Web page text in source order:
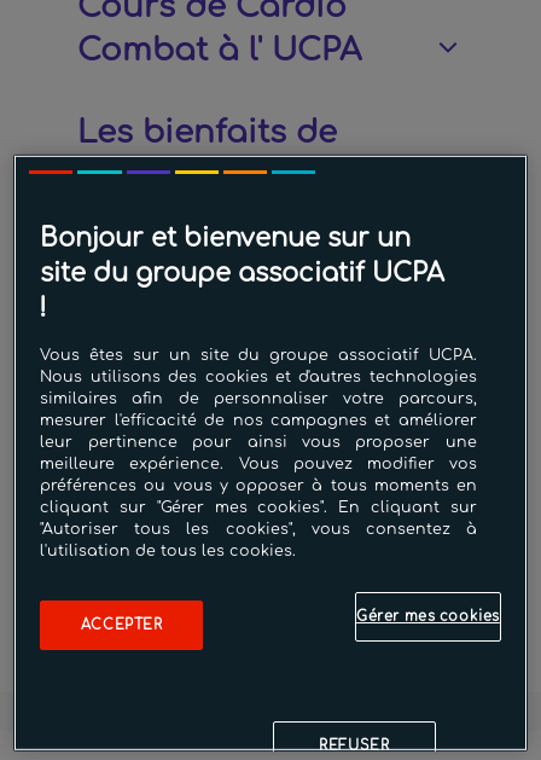
Combat à l' UCPA
Les bienfaits de
l'activité
À PARTIR DE 18 ANS
45 minutes
INTENSITÉ CARDIO
RENFORCEMENT MUSCULAIRE
RYTHME
Bonjour et bienvenue sur un
site du groupe associatif UCPA
!
Vous êtes sur un site du groupe associatif UCPA.
Nous utilisons des cookies et d'autres technologies
similaires afin de personnaliser votre parcours,
mesurer l'efficacité de nos campagnes et améliorer
leur pertinence pour ainsi vous proposer une
meilleure expérience. Vous pouvez modifier vos
préférences ou vous y opposer à tous moments en
cliquant sur "Gérer mes cookies". En cliquant sur
"Autoriser tous les cookies", vous consentez à
l'utilisation de tous les cookies.
Gérer mes cookies
REFUSER
ACCEPTER